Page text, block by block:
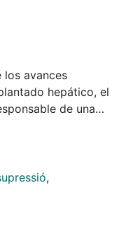
los avances
hepático, el
de una
con una
cardiovascular y
del virus de la
se han
la ausencia de
,